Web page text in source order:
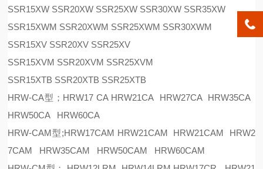
SSR15XW SSR20XW SSR25XW SSR30XW SSR35XW
SSR15XWM SSR20XWM SSR25XWM SSR30XWM
SSR15XV SSR20XV SSR25XV
SSR15XVM SSR20XVM SSR25XVM
SSR15XTB SSR20XTB SSR25XTB
HRW-CA型；HRW17 CA HRW21CA HRW27CA HRW35CA
HRW50CA HRW60CA
HRW-CAM型;HRW17CAM HRW21CAM HRW21CAM HRW2
7CAM HRW35CAM HRW50CAM HRW60CAM